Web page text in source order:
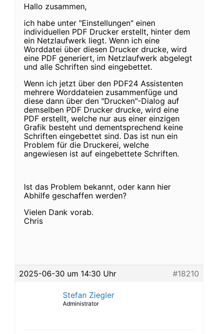
Hallo zusammen,
ich habe unter "Einstellungen" einen
individuellen PDF Drucker erstellt, hinter dem
ein Netzlaufwerk liegt. Wenn ich eine
Worddatei über diesen Drucker drucke, wird
eine PDF generiert, im Netzlaufwerk abgelegt
und alle Schriften sind eingebettet.
Wenn ich jetzt über den PDF24 Assistenten
mehrere Worddateien zusammenfüge und
diese dann über den "Drucken"-Dialog auf
demselben PDF Drucker drucke, wird eine
PDF erstellt, welche nur aus einer einzigen
Grafik besteht und dementsprechend keine
Schriften eingebettet sind. Das ist nun ein
Problem für die Druckerei, welche
angewiesen ist auf eingebettete Schriften.
Ist das Problem bekannt, oder kann hier
Abhilfe geschaffen werden?
Vielen Dank vorab.
Chris
2025-06-30 um 14:30 Uhr #18210
Stefan Ziegler
Administrator